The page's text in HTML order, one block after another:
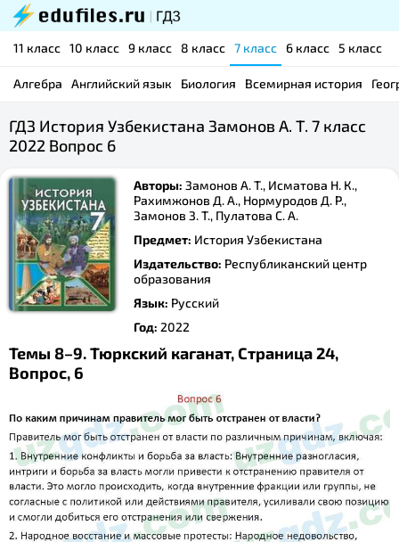
11 класс 10 класс 9 класс 8 класс 7 класс 6 класс 5 класс
Алгебра Английский язык Биология Всемирная история
ГДЗ История Узбекистана Замонов А. Т. 7 класс
2022 Вопрос 6
Авторы: Замонов А. Т., Исматова Н. К.,
Рахимжонов Д. А., Нормуродов Д. Р.,
Замонов З. Т., Пулатова С. А.
Предмет: История Узбекистана
Издательство: Республиканский центр
образования
Язык: Русский
Год: 2022
Темы 8–9. Тюркский каганат, Страница 24,
Вопрос, 6